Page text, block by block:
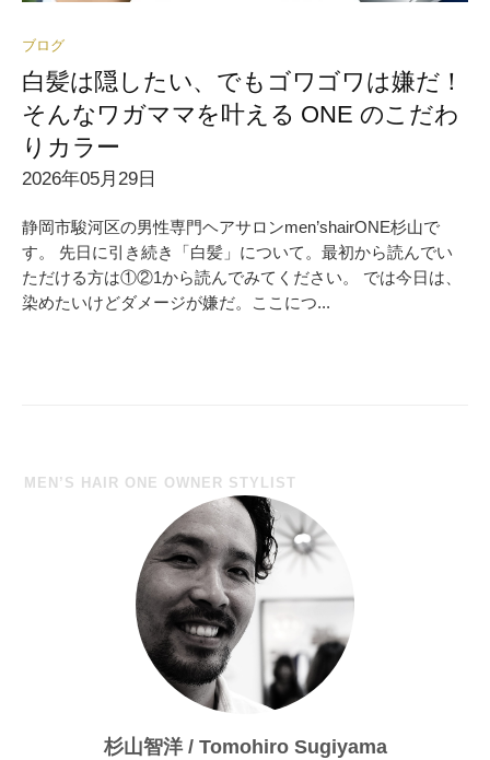
ブログ
白髪は隠したい、でもゴワゴワは嫌だ！
そんなワガママを叶える ONE のこだわ
りカラー
2026年05月29日
静岡市駿河区の男性専門ヘアサロンmen’shairONE杉山で
す。 先日に引き続き「白髪」について。最初から読んでい
ただける方は①②1から読んでみてください。 では今日は、
染めたいけどダメージが嫌だ。ここにつ...
MEN’S HAIR ONE OWNER STYLIST
杉山智洋 / Tomohiro Sugiyama